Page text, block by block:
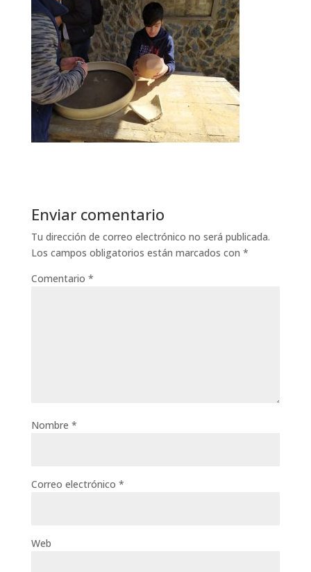
Enviar comentario
Tu dirección de correo electrónico no será publicada.
Los campos obligatorios están marcados con *
Comentario *
Nombre *
Correo electrónico *
Web